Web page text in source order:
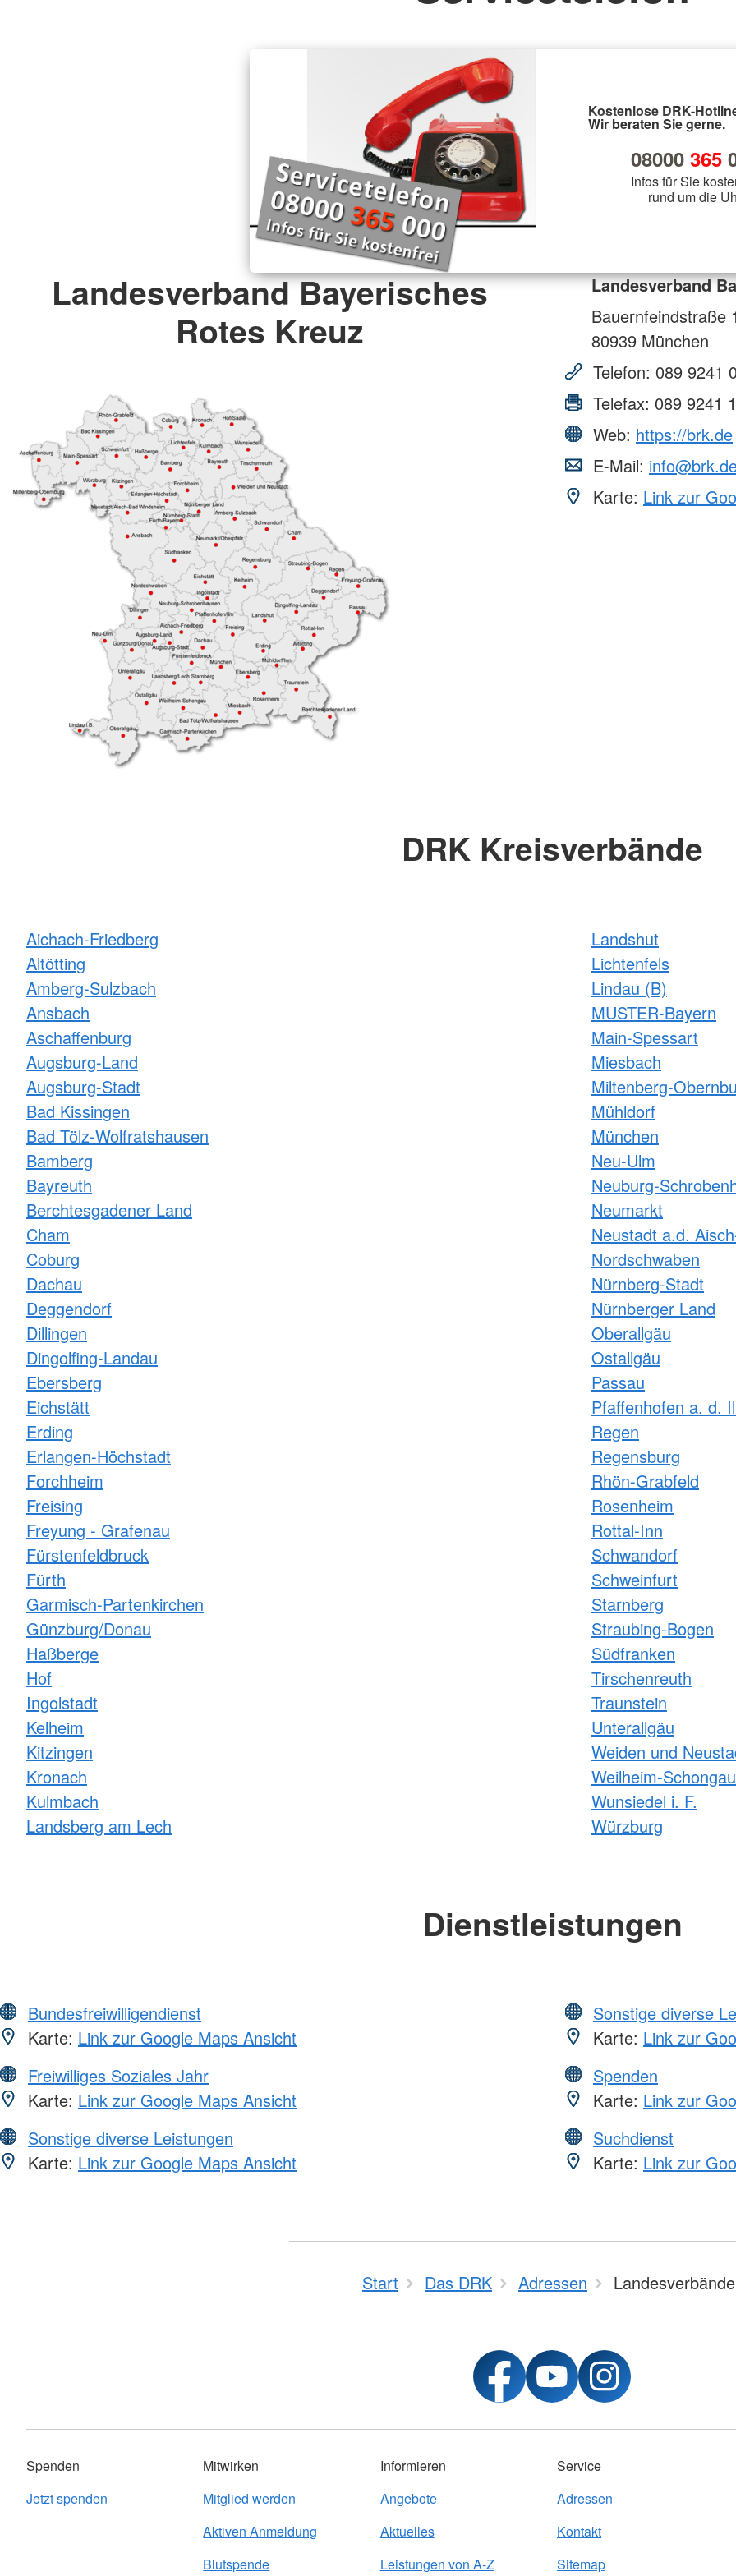
Bergwacht
Krisenintervention
Veranstaltungsabsicherung
Kostenlose DRK-
Wir beraten Sie gerne.
08000 365
Infos für Sie
rund um die
Landesverband Bayerisches
Rotes Kreuz
Landesverband
Bauernfeindstraße
80939 München
Telefon: 089 9241
Telefax: 089 9241
Web: https://brk.de
E-Mail:
Karte: Link zur
DRK Kreisverbände
Aichach-Friedberg
Altötting
Amberg-Sulzbach
Ansbach
Aschaffenburg
Augsburg-Land
Augsburg-Stadt
Bad Kissingen
Bad Tölz-Wolfratshausen
Bamberg
Bayreuth
Berchtesgadener Land
Cham
Coburg
Dachau
Deggendorf
Dillingen
Dingolfing-Landau
Ebersberg
Eichstätt
Erding
Erlangen-Höchstadt
Forchheim
Freising
Freyung - Grafenau
Fürstenfeldbruck
Fürth
Garmisch-Partenkirchen
Günzburg/Donau
Haßberge
Hof
Ingolstadt
Kelheim
Kitzingen
Kronach
Kulmbach
Landsberg am Lech
Landshut
Lichtenfels
Lindau (B)
MUSTER-Bayern
Main-Spessart
Miesbach
Miltenberg-
Mühldorf
München
Neu-Ulm
Neuburg-
Neumarkt
Neustadt a.d.
Nordschwaben
Nürnberg-Stadt
Nürnberger Land
Oberallgäu
Ostallgäu
Passau
Pfaffenhofen a. d.
Regen
Regensburg
Rhön-Grabfeld
Rosenheim
Rottal-Inn
Schwandorf
Schweinfurt
Starnberg
Straubing-Bogen
Südfranken
Tirschenreuth
Traunstein
Unterallgäu
Weiden und
Weilheim-Schongau
Wunsiedel i. F.
Würzburg
Dienstleistungen
Bundesfreiwilligendienst
Karte: Link zur Google Maps Ansicht
Freiwilliges Soziales Jahr
Karte: Link zur Google Maps Ansicht
Sonstige diverse Leistungen
Karte: Link zur Google Maps Ansicht
Sonstige diverse
Karte: Link zur
Spenden
Karte: Link zur
Suchdienst
Karte: Link zur
Start Das DRK Adressen Landesverbände
Spenden
Jetzt spenden
Mitwirken
Mitglied werden
Aktiven Anmeldung
Blutspende
Informieren
Angebote
Aktuelles
Leistungen von A-Z
Service
Adressen
Kontakt
Sitemap